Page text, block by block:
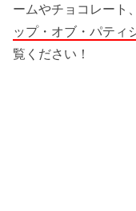
ームやチョコレート
ップ・オブ・パティ
覧ください！